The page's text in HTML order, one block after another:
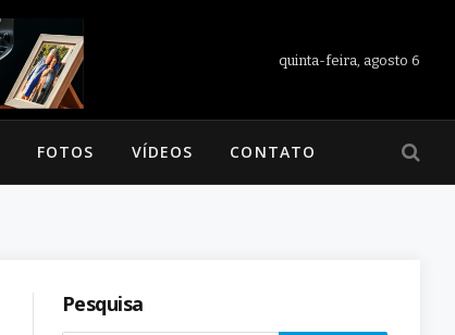
quinta-feira, agosto 6
FOTOS VÍDEOS CONTATO
Pesquisa